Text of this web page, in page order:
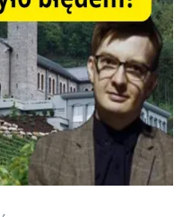
historycznych
i tłumaczenie,
żeby później znowu jakiegoś